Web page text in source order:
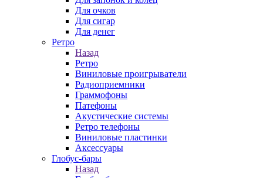
Для очков
Для сигар
Для денег
Ретро
Назад
Ретро
Виниловые проигрыватели
Радиоприемники
Граммофоны
Патефоны
Акустические системы
Ретро телефоны
Виниловые пластинки
Аксессуары
Глобус-бары
Назад